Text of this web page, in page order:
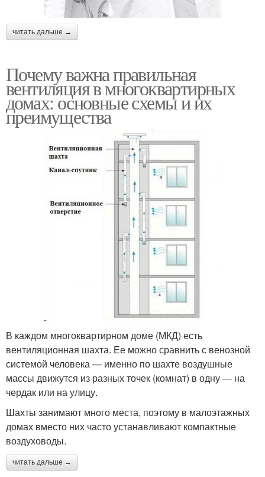
читать дальше →
Почему важна правильная
вентиляция в многоквартирных
домах: основные схемы и их
преимущества
В каждом многоквартирном доме (МКД) есть
вентиляционная шахта. Ее можно сравнить с венозной
системой человека — именно по шахте воздушные
массы движутся из разных точек (комнат) в одну — на
чердак или на улицу.
Шахты занимают много места, поэтому в малоэтажных
домах вместо них часто устанавливают компактные
воздуховоды.
читать дальше →